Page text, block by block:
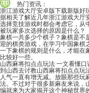
热门资讯：
浙江游戏大厅安卓版下载新版好
据相关了解近几年浙江游戏大厅
选择竞技游戏时都会考虑它，从
被玩家多次选择的原因是什么？
象棋一共多少个棋子？象棋是不
迎的棋类游戏，在学习中国象棋
一下象棋的规则是什么，才能在
比较好一些。
山西麻将扣点点玩法 一文看懂口
到山西去讨教山西麻将扣点点玩
人气一直有增无减。放眼那些
法。不过对于很多新麻友来说，
编就来为大家揭开这个神秘世界